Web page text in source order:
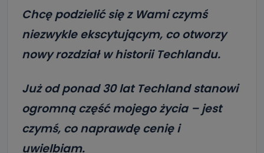
Chcę podzielić się z Wami czymś
niezwykle ekscytującym, co otworzy
nowy rozdział w historii Techlandu.
Już od ponad 30 lat Techland stanowi
ogromną część mojego życia – jest
czymś, co naprawdę cenię i
uwielbiam.